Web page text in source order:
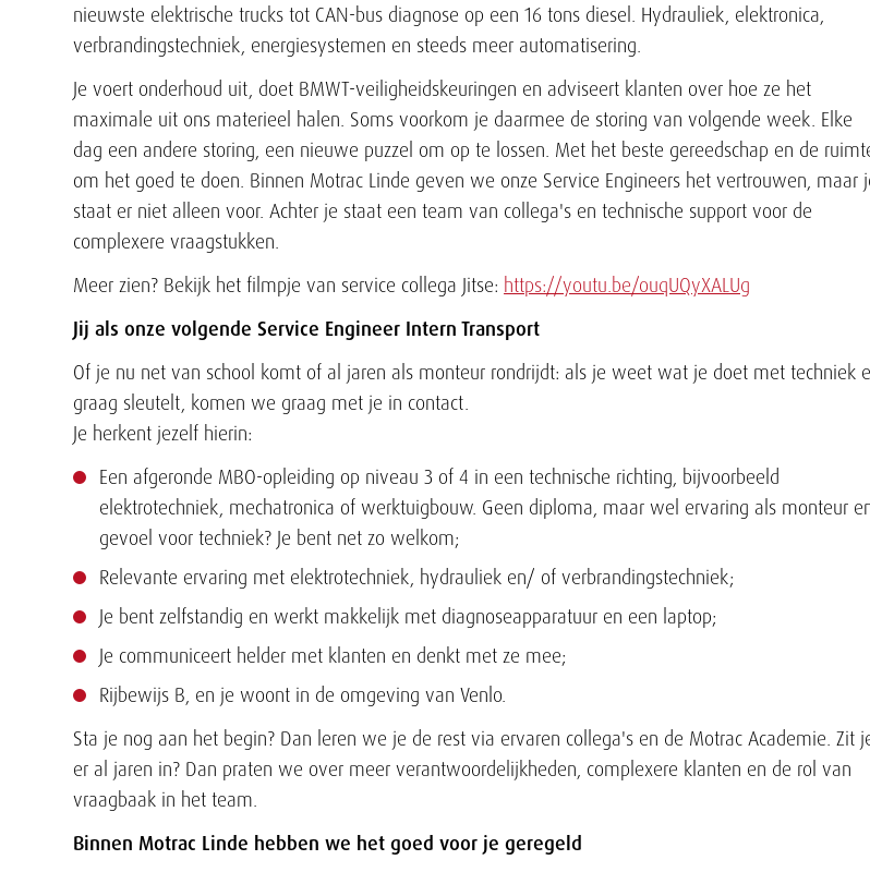
nieuwste elektrische trucks tot CAN-bus diagnose op een 16 tons diesel. Hydrauliek, elektronica,
verbrandingstechniek, energiesystemen en steeds meer automatisering.
Je voert onderhoud uit, doet BMWT-veiligheidskeuringen en adviseert klanten over hoe ze het
maximale uit ons materieel halen. Soms voorkom je daarmee de storing van volgende week. Elke
dag een andere storing, een nieuwe puzzel om op te lossen. Met het beste gereedschap en de
om het goed te doen. Binnen Motrac Linde geven we onze Service Engineers het vertrouwen, maar
staat er niet alleen voor. Achter je staat een team van collega's en technische support voor de
complexere vraagstukken.
Meer zien? Bekijk het filmpje van service collega Jitse: https://youtu.be/ouqUQyXALUg
Jij als onze volgende Service Engineer Intern Transport
Of je nu net van school komt of al jaren als monteur rondrijdt: als je weet wat je doet met techniek
graag sleutelt, komen we graag met je in contact.
Je herkent jezelf hierin:
Een afgeronde MBO-opleiding op niveau 3 of 4 in een technische richting, bijvoorbeeld
elektrotechniek, mechatronica of werktuigbouw. Geen diploma, maar wel ervaring als monteur
gevoel voor techniek? Je bent net zo welkom;
Relevante ervaring met elektrotechniek, hydrauliek en/ of verbrandingstechniek;
Je bent zelfstandig en werkt makkelijk met diagnoseapparatuur en een laptop;
Je communiceert helder met klanten en denkt met ze mee;
Rijbewijs B, en je woont in de omgeving van Venlo.
Sta je nog aan het begin? Dan leren we je de rest via ervaren collega's en de Motrac Academie. Zit
er al jaren in? Dan praten we over meer verantwoordelijkheden, complexere klanten en de rol van
vraagbaak in het team.
Binnen Motrac Linde hebben we het goed voor je geregeld